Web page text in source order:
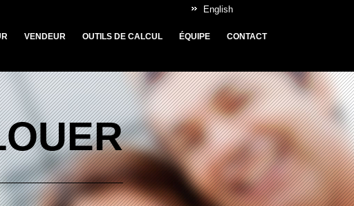
English
VENDEUR OUTILS DE CALCUL ÉQUIPE CONTACT